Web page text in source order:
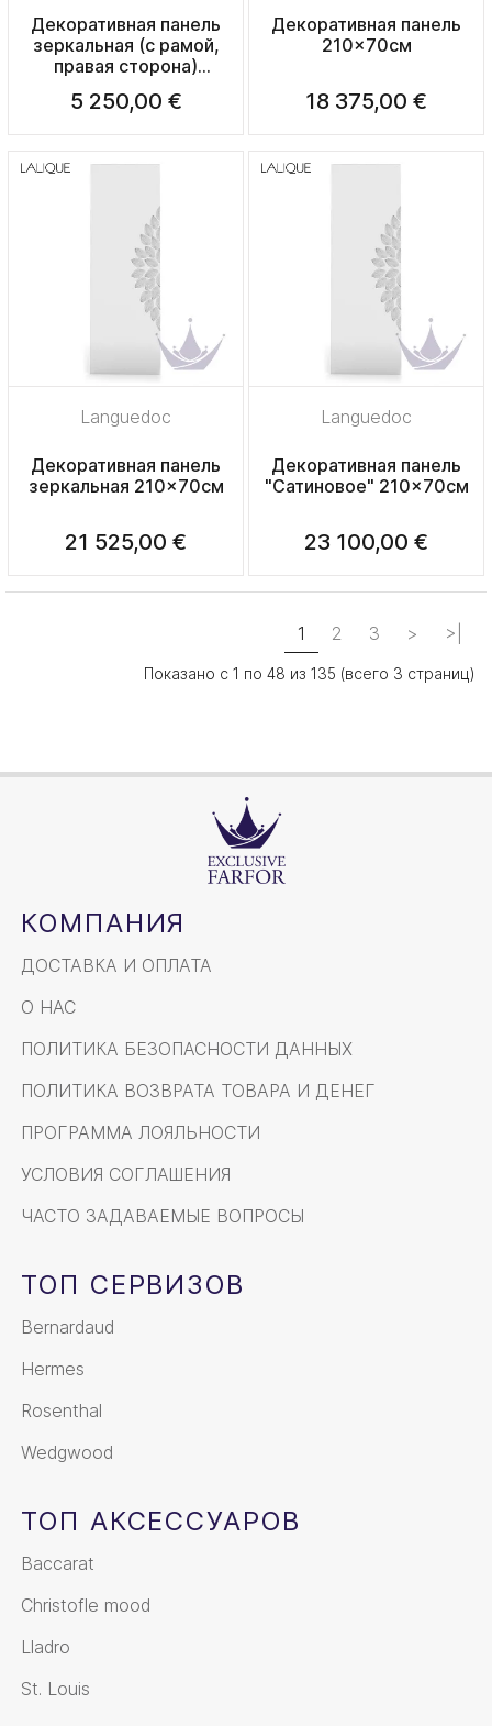
Декоративная панель
зеркальная (с рамой,
правая сторона)
5 250,00 €
Декоративная панель
210x70см
18 375,00 €
Languedoc
Декоративная панель
зеркальная 210x70см
21 525,00 €
Languedoc
Декоративная панель
"Сатиновое" 210x70см
23 100,00 €
1 2 3 > >|
Показано с 1 по 48 из 135 (всего 3 страниц)
КОМПАНИЯ
ДОСТАВКА И ОПЛАТА
О НАС
ПОЛИТИКА БЕЗОПАСНОСТИ ДАННЫХ
ПОЛИТИКА ВОЗВРАТА ТОВАРА И ДЕНЕГ
ПРОГРАММА ЛОЯЛЬНОСТИ
УСЛОВИЯ СОГЛАШЕНИЯ
ЧАСТО ЗАДАВАЕМЫЕ ВОПРОСЫ
ТОП СЕРВИЗОВ
Bernardaud
Hermes
Rosenthal
Wedgwood
ТОП АКСЕССУАРОВ
Baccarat
Christofle mood
Lladro
St. Louis